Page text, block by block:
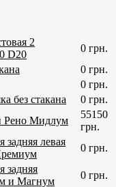
2
D20
0 грн.
0 грн.
0 грн.
без стакана
0 грн.
Рено Мидлум
55150
грн.
задняя левая
0 грн.
задняя
и Магнум
0 грн.